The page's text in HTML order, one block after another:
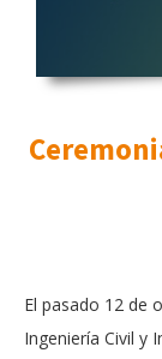
El pasado 12 de
Ingeniería Civil y